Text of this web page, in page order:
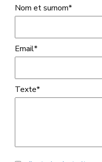
Nom et surnom*
Email*
Texte*